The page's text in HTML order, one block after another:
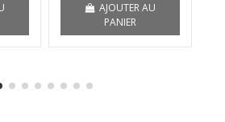
AJOUTER AU
PANIER